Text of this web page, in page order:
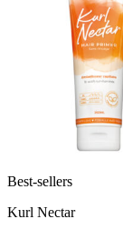
Best-sellers
Kurl Nectar